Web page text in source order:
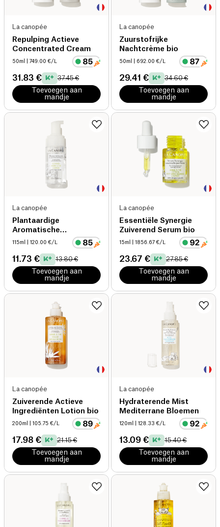
La canopée
Repulping Actieve
Concentrated Cream
50ml | 749.00 €/L
31.83 € 37.45 €
Toevoegen aan
mandje
La canopée
Zuurstofrijke
Nachtcrème bio
50ml | 692.00 €/L
29.41 € 34.60 €
Toevoegen aan
mandje
La canopée
Plantaardige
Aromatische
Reinigingsmousse bio
115ml | 120.00 €/L
11.73 € 13.80 €
Toevoegen aan
mandje
La canopée
Essentiële Synergie
Zuiverend Serum bio
15ml | 1856.67 €/L
23.67 € 27.85 €
Toevoegen aan
mandje
La canopée
Zuiverende Actieve
Ingrediënten Lotion bio
200ml | 105.75 €/L
17.98 € 21.15 €
Toevoegen aan
mandje
La canopée
Hydraterende Mist
Mediterrane Bloemen
120ml | 128.33 €/L
13.09 € 15.40 €
Toevoegen aan
mandje